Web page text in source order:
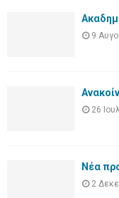
9
26
Νέα
2